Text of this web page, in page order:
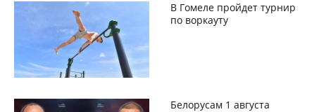
В Гомеле пройдет турнир
по воркауту
Белорусам 1 августа